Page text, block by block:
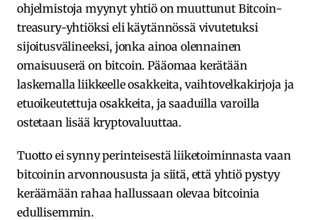
ohjelmistoja myynyt yhtiö on muuttunut Bitcoin-
treasury-yhtiöksi eli käytännössä vivutetuksi
sijoitusvälineeksi, jonka ainoa olennainen
omaisuuserä on bitcoin. Pääomaa kerätään
laskemalla liikkeelle osakkeita, vaihtovelkakirjoja ja
etuoikeutettuja osakkeita, ja saaduilla varoilla
ostetaan lisää kryptovaluuttaa.
Tuotto ei synny perinteisestä liiketoiminnasta vaan
bitcoinin arvonnoususta ja siitä, että yhtiö pystyy
keräämään rahaa hallussaan olevaa bitcoinia
edullisemmin.